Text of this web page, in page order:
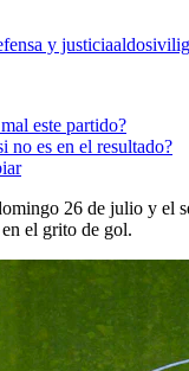
y justiciaaldosivi
este partido?
no es en el resultado?
26 de julio y el
el grito de gol.